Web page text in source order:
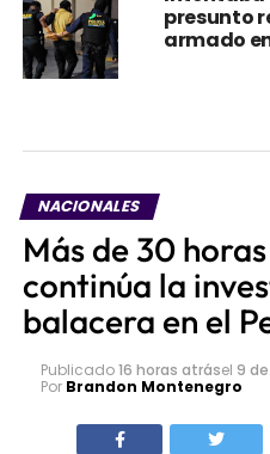
presunto
armado
NACIONALES
Más de 30
continúa la
balacera en el
Publicado16 horas atrásel 9
Por Brandon Montenegro